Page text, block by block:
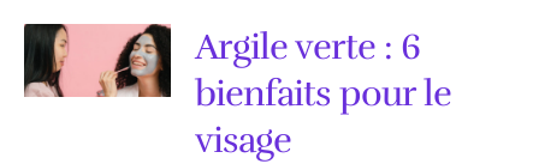
Argile verte : 6
bienfaits pour le
visage